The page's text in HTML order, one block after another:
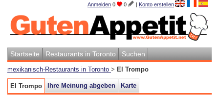
Anmelden 0 0 | Konto erstellen
Startseite Restaurants in Toronto Suchen
mexikanisch-Restaurants in Toronto > El Trompo
El Trompo Ihre Meinung abgeben Karte